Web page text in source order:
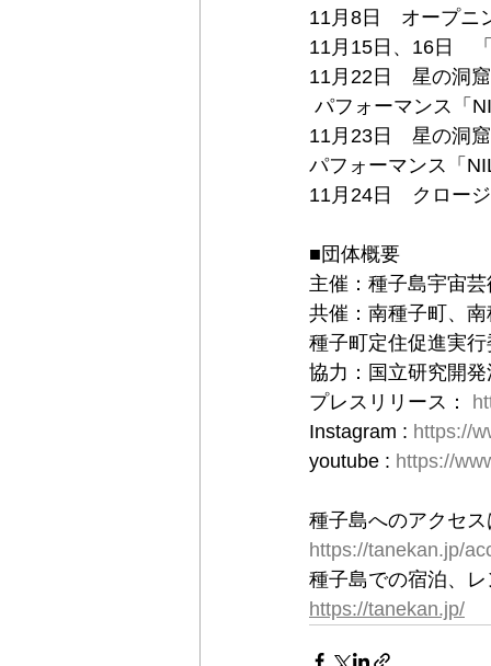
11月8日　オープニ
11月15日、16日　
11月22日　星の洞
パフォーマンス「
11月23日　星の洞
パフォーマンス「
11月24日　クロー
■団体概要
主催：種子島宇宙
共催：南種子町、
種子町定住促進実
協力：国立研究開
プレスリリース：
Instagram : https://
youtube : https://
種子島へのアクセ
https://tanekan.jp/
種子島での宿泊、
https://tanekan.jp/